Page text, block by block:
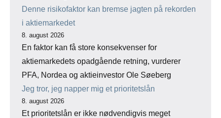
Denne risikofaktor kan bremse jagten på rekorden
i aktiemarkedet
8. august 2026
En faktor kan få store konsekvenser for
aktiemarkedets opadgående retning, vurderer
PFA, Nordea og aktieinvestor Ole Søeberg
Jeg tror, jeg napper mig et prioritetslån
8. august 2026
Et prioritetslån er ikke nødvendigvis meget